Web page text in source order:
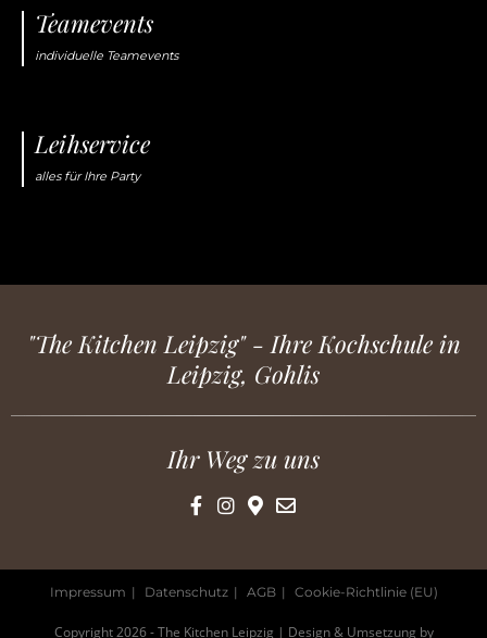
Teamevents
individuelle Teamevents
Leihservice
alles für Ihre Party
"The Kitchen Leipzig" - Ihre Kochschule in
Leipzig, Gohlis
Ihr Weg zu uns
Impressum Datenschutz AGB Cookie-Richtlinie (EU)
Copyright 2026 - The Kitchen Leipzig | Design & Umsetzung by